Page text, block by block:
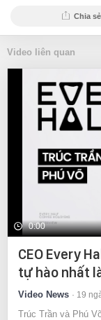
Chia sẻ
Video liên quan
0:00
CEO Every
tự hào nhất
Video News 19
Trúc Trần và Phú